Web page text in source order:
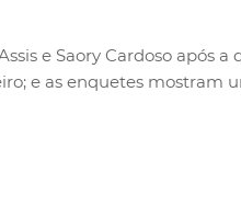
e Saory Cardoso após
e as enquetes mostram